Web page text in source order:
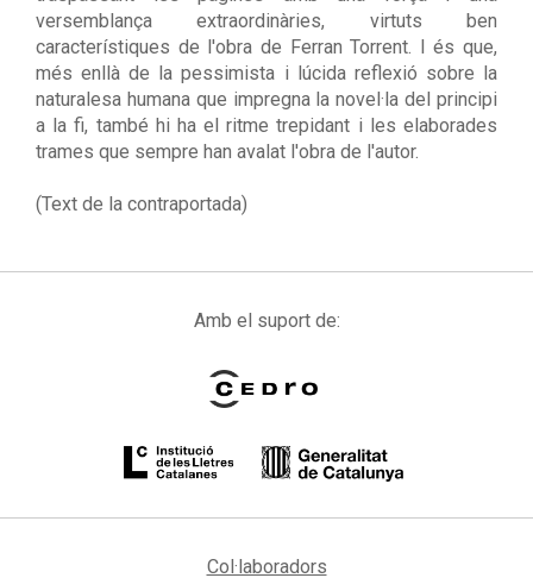
versemblança extraordinàries, virtuts ben
característiques de l'obra de Ferran Torrent. I és que,
més enllà de la pessimista i lúcida reflexió sobre la
naturalesa humana que impregna la novel·la del principi
a la fi, també hi ha el ritme trepidant i les elaborades
trames que sempre han avalat l'obra de l'autor.
(Text de la contraportada)
Amb el suport de:
Col·laboradors